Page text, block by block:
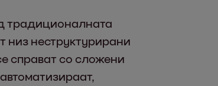
традиционалната
низ неструктурирани
справат со сложени